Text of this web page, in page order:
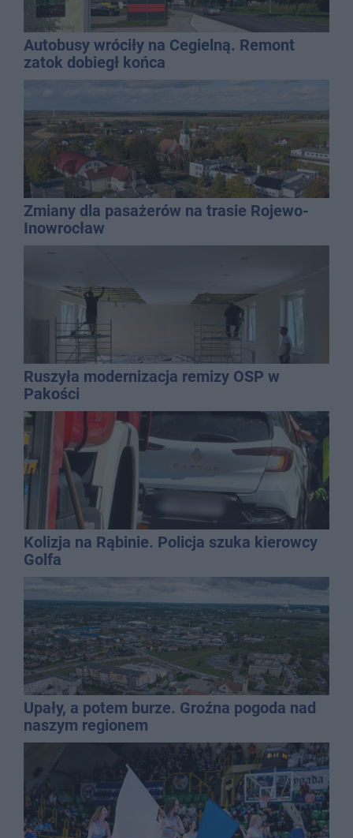
Autobusy wróciły na Cegielną. Remont
zatok dobiegł końca
Zmiany dla pasażerów na trasie Rojewo-
Inowrocław
Ruszyła modernizacja remizy OSP w
Pakości
Kolizja na Rąbinie. Policja szuka kierowcy
Golfa
Upały, a potem burze. Groźna pogoda nad
naszym regionem